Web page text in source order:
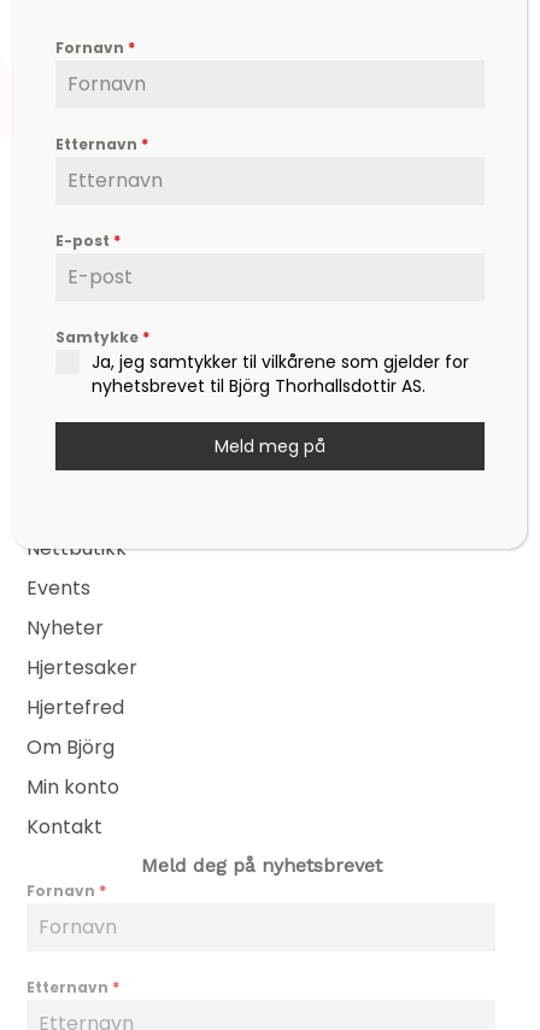
Björg er en etterspurt kunstner, inspirator,
forfatter og foredragsholder, som formidler
hverdagsfilosofi, om livet, lykken, sorg, kjærlighet,
og ikke minst mot – til å leve det livet som vi
Nettbutikk
Events
Nyheter
Hjertesaker
Hjertefred
Om Björg
Min konto
Kontakt
Meld deg på nyhetsbrevet
Fornavn *
Etternavn *
Fornavn *
Etternavn *
E-post *
Samtykke *
Ja, jeg samtykker til vilkårene som gjelder for
nyhetsbrevet til Björg Thorhallsdottir AS.
Meld meg på